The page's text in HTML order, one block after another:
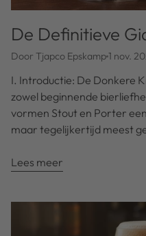
De Definitieve
Door Tjapco Epskamp1 nov.
I. Introductie: De Donkere
zowel beginnende
vormen Stout en Porter
maar tegelijkertijd meest
Lees meer